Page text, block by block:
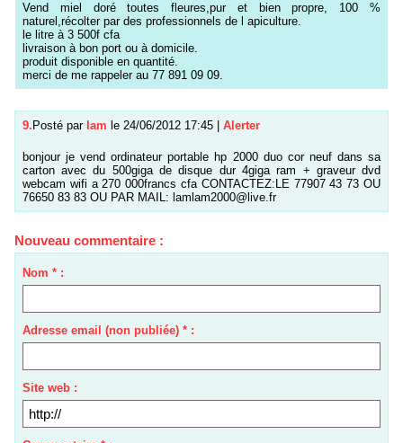
Vend miel doré toutes fleures,pur et bien propre, 100 %
naturel,récolter par des professionnels de l apiculture.
le litre à 3 500f cfa
livraison à bon port ou à domicile.
produit disponible en quantité.
merci de me rappeler au 77 891 09 09.
9. Posté par lam le 24/06/2012 17:45 Alerter
bonjour je vend ordinateur portable hp 2000 duo cor neuf dans sa
carton avec du 500giga de disque dur 4giga ram + graveur dvd
webcam wifi a 270 000francs cfa CONTACTEZ:LE 77907 43 73 OU
76650 83 83 OU PAR MAIL: lamlam2000@live.fr
Nouveau commentaire :
Nom * :
Adresse email (non publiée) * :
Site web :